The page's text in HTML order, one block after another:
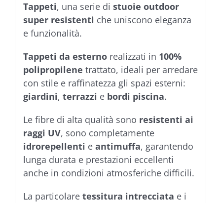
Tappeti, una serie di stuoie outdoor
super resistenti che uniscono eleganza
e funzionalità.
Tappeti da esternorealizzati in 100%
polipropilene trattato, ideali per arredare
con stile e raffinatezza gli spazi esterni:
giardini, terrazzi e bordi piscina.
Le fibre di alta qualità sono resistenti ai
raggi UV, sono completamente
idrorepellenti e antimuffa, garantendo
lunga durata e prestazioni eccellenti
anche in condizioni atmosferiche difficili.
La particolare tessitura intrecciata e i